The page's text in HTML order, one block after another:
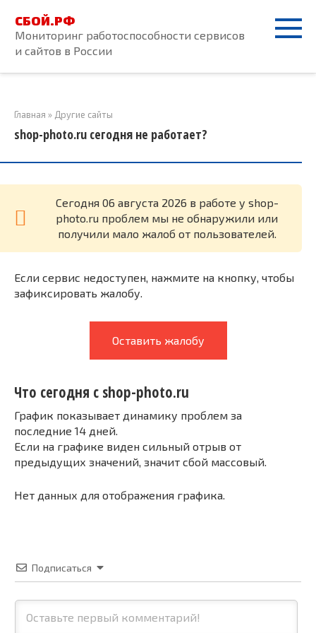
контенту
СБОЙ.РФ
Мониторинг работоспособности сервисов
и сайтов в России
Главная » Другие сайты
shop-photo.ru сегодня не работает?
Cегодня 06 августа 2026 в работе у shop-
photo.ru проблем мы не обнаружили или
получили мало жалоб от пользователей.
Если сервис недоступен, нажмите на кнопку, чтобы
зафиксировать жалобу.
Оставить жалобу
Что сегодня с shop-photo.ru
График показывает динамику проблем за
последние 14 дней.
Если на графике виден сильный отрыв от
предыдущих значений, значит сбой массовый.
Нет данных для отображения графика.
Подписаться